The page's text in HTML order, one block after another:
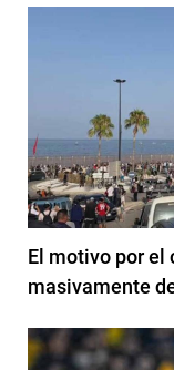
El motivo por el
masivamente